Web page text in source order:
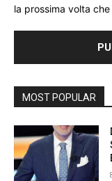
la prossima volta
MOST POPULAR